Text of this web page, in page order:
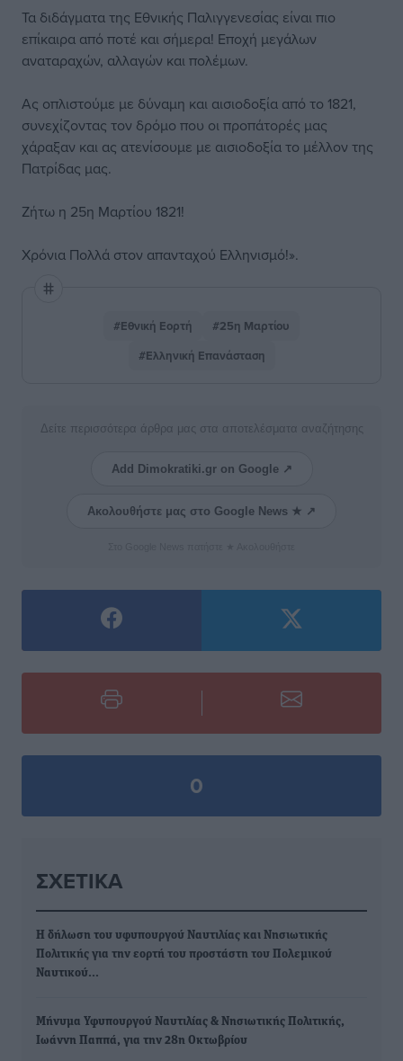
Τα διδάγματα της Εθνικής Παλιγγενεσίας είναι πιο
επίκαιρα από ποτέ και σήμερα! Εποχή μεγάλων
αναταραχών, αλλαγών και πολέμων.
Ας οπλιστούμε με δύναμη και αισιοδοξία από το 1821,
συνεχίζοντας τον δρόμο που οι προπάτορές μας
χάραξαν και ας ατενίσουμε με αισιοδοξία το μέλλον της
Πατρίδας μας.
Ζήτω η 25η Μαρτίου 1821!
Χρόνια Πολλά στον απανταχού Ελληνισμό!».
#Εθνική Εορτή
#25η Μαρτίου
#Ελληνική Επανάσταση
Δείτε περισσότερα άρθρα μας στα αποτελέσματα αναζήτησης
Add Dimokratiki.gr on Google ↗
Ακολουθήστε μας στο Google News ★ ↗
0
ΣΧΕΤΙΚΆ
Η δήλωση του υφυπουργού Ναυτιλίας και Νησιωτικής
Πολιτικής για την εορτή του προστάστη του Πολεμικού
Ναυτικού…
Μήνυμα Υφυπουργού Ναυτιλίας & Νησιωτικής Πολιτικής,
Ιωάννη Παππά, για την 28η Οκτωβρίου